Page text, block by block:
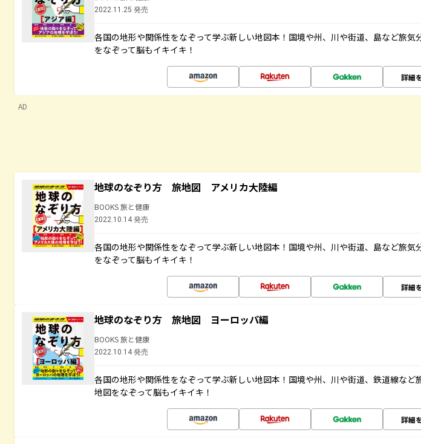
2022.11.25 発売
各国の地形や関係性をなぞって学ぶ新しい地図本！国境や州、川や街道、島など旅気
をなぞって脳もイキイキ！
詳細
AD
地球のなぞり方 旅地図 アメリカ大陸編
BOOKS 旅と健康
2022.10.14 発売
各国の地形や関係性をなぞって学ぶ新しい地図本！国境や州、川や街道、島など旅気
をなぞって脳もイキイキ！
詳細
地球のなぞり方 旅地図 ヨーロッパ編
BOOKS 旅と健康
2022.10.14 発売
各国の地形や関係性をなぞって学ぶ新しい地図本！国境や州、川や街道、鉄道線など
地図をなぞって脳もイキイキ！
詳細